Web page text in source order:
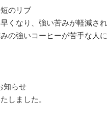
のリブ
くなり、強い苦みが軽減さ
の強いコーヒーが苦手な人
知らせ
しました。